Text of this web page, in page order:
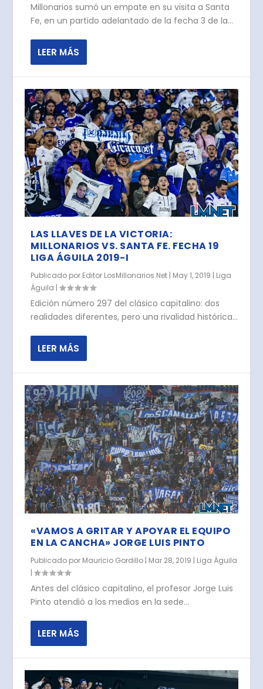
Millonarios sumó un empate en su visita a Santa
Fe, en un partido adelantado de la fecha 3 de la...
LEER MÁS
LAS LLAVES DE LA VICTORIA:
MILLONARIOS VS. SANTA FE. FECHA 19
LIGA ÁGUILA 2019-I
Publicado por Editor LosMillonarios.Net | May 1, 2019 | Liga
Águila |
Edición número 297 del clásico capitalino: dos
realidades diferentes, pero una rivalidad histórica...
LEER MÁS
«VAMOS A GRITAR Y APOYAR EL EQUIPO
EN LA CANCHA» JORGE LUIS PINTO
Publicado por Mauricio Gordillo | Mar 28, 2019 | Liga Águila
|
Antes del clásico capitalino, el profesor Jorge Luis
Pinto atendió a los medios en la sede...
LEER MÁS